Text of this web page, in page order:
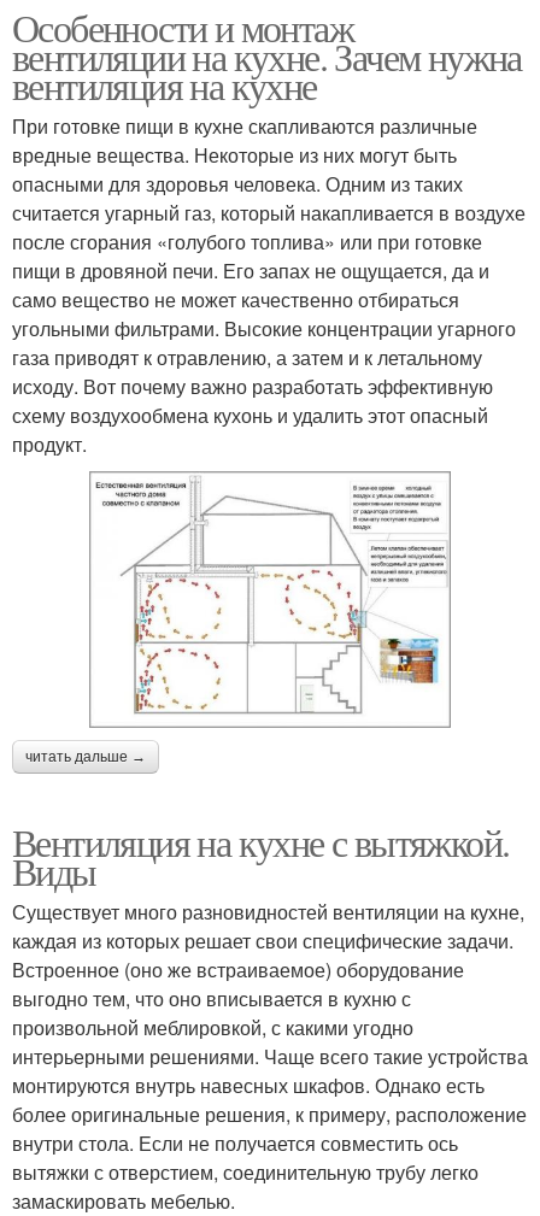
Особенности и монтаж
вентиляции на кухне. Зачем нужна
вентиляция на кухне
При готовке пищи в кухне скапливаются различные
вредные вещества. Некоторые из них могут быть
опасными для здоровья человека. Одним из таких
считается угарный газ, который накапливается в воздухе
после сгорания «голубого топлива» или при готовке
пищи в дровяной печи. Его запах не ощущается, да и
само вещество не может качественно отбираться
угольными фильтрами. Высокие концентрации угарного
газа приводят к отравлению, а затем и к летальному
исходу. Вот почему важно разработать эффективную
схему воздухообмена кухонь и удалить этот опасный
продукт.
читать дальше →
Вентиляция на кухне с вытяжкой.
Виды
Существует много разновидностей вентиляции на кухне,
каждая из которых решает свои специфические задачи.
Встроенное (оно же встраиваемое) оборудование
выгодно тем, что оно вписывается в кухню с
произвольной меблировкой, с какими угодно
интерьерными решениями. Чаще всего такие устройства
монтируются внутрь навесных шкафов. Однако есть
более оригинальные решения, к примеру, расположение
внутри стола. Если не получается совместить ось
вытяжки с отверстием, соединительную трубу легко
замаскировать мебелью.